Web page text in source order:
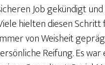
Job gekündigt
hielten diesen
von Weisheit
Reifung. Es